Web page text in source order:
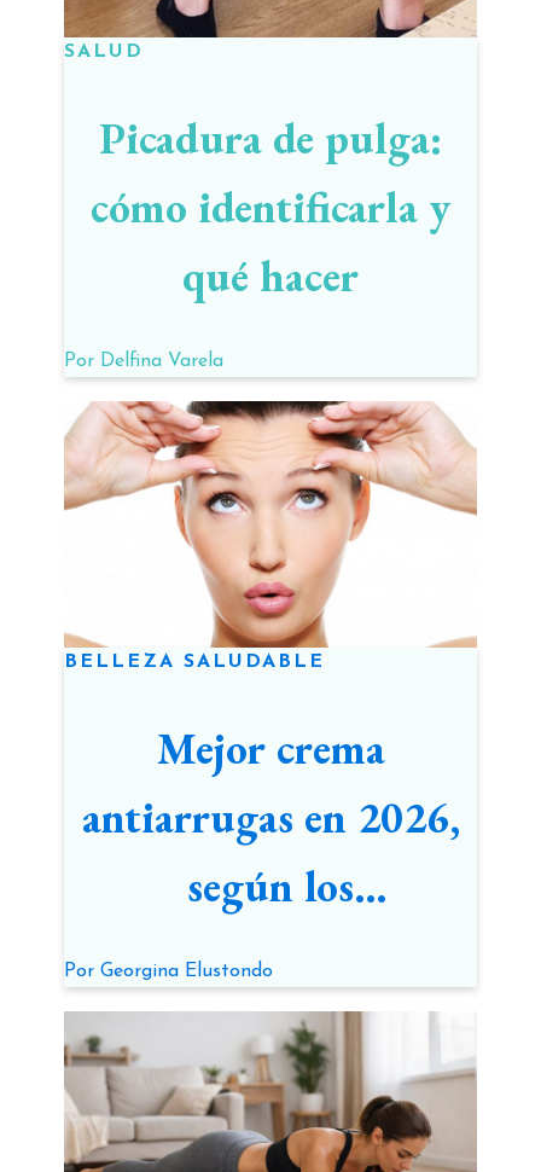
SALUD
Picadura de pulga:
cómo identificarla y
qué hacer
Por Delfina Varela
BELLEZA SALUDABLE
Mejor crema
antiarrugas en 2026,
según los
dermatólogos
Por Georgina Elustondo